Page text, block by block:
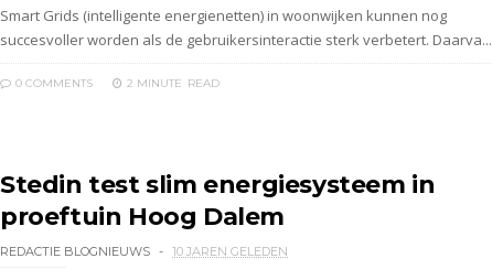
Smart Grids (intelligente energienetten) in woonwijken kunnen nog
succesvoller worden als de gebruikersinteractie sterk verbetert. Daarva...
0 COMMENTS 2 MINUTE READ
Stedin test slim energiesysteem in
proeftuin Hoog Dalem
REDACTIE BLOGNIEUWS 10 JAREN GELEDEN